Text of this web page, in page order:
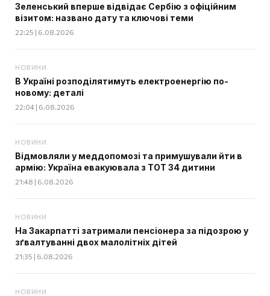
Зеленський вперше відвідає Сербію з офіційним
візитом: названо дату та ключові теми
22:25 | 6.08.2026
НОВИНИ
В Україні розподілятимуть електроенергію по-
новому: деталі
22:04 | 6.08.2026
НОВИНИ
Відмовляли у меддопомозі та примушували йти в
армію: Україна евакуювала з ТОТ 34 дитини
21:48 | 6.08.2026
НОВИНИ
На Закарпатті затримали пенсіонера за підозрою у
зґвалтуванні двох малолітніх дітей
21:35 | 6.08.2026
НОВИНИ